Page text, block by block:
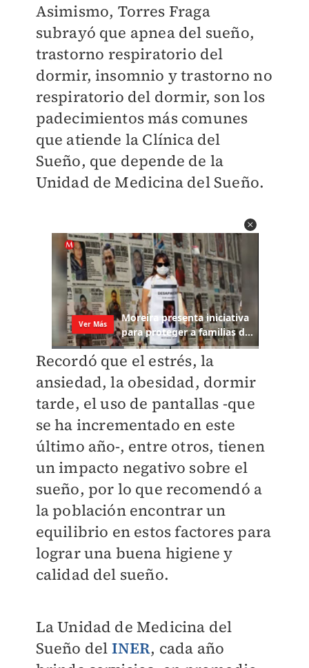
Asimismo, Torres Fraga
subrayó que apnea del sueño,
trastorno respiratorio del
dormir, insomnio y trastorno no
respiratorio del dormir, son los
padecimientos más comunes
que atiende la Clínica del
Sueño, que depende de la
Unidad de Medicina del Sueño.
Recordó que el estrés, la
ansiedad, la obesidad, dormir
tarde, el uso de pantallas -que
se ha incrementado en este
último año-, entre otros, tienen
un impacto negativo sobre el
sueño, por lo que recomendó a
la población encontrar un
equilibrio en estos factores para
lograr una buena higiene y
calidad del sueño.
La Unidad de Medicina del
Sueño del INER, cada año